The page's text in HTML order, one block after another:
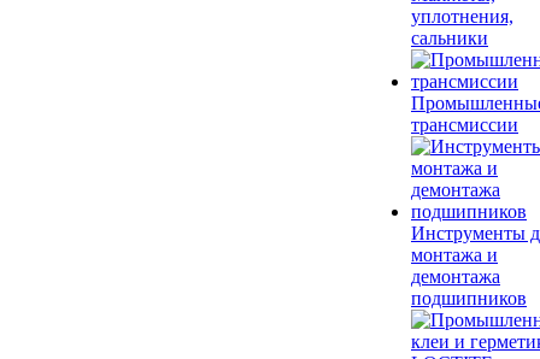
уплотнения,
сальники
трансмиссии
Инструменты
монтажа и
демонтажа
подшипников